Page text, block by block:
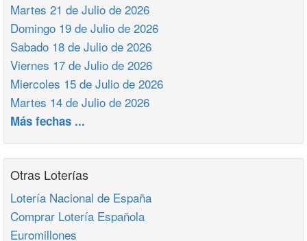
Martes 21 de Julio de 2026
Domingo 19 de Julio de 2026
Sabado 18 de Julio de 2026
Viernes 17 de Julio de 2026
Miercoles 15 de Julio de 2026
Martes 14 de Julio de 2026
Más fechas ...
Otras Loterías
Lotería Nacional de España
Comprar Lotería Española
Euromillones